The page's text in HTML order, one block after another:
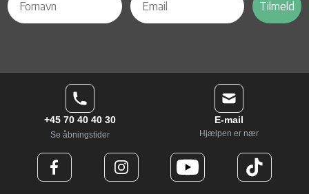
Tilmeld
+45 70 40 40 30
Se åbningstider
E-mail
Hjælpen er nær